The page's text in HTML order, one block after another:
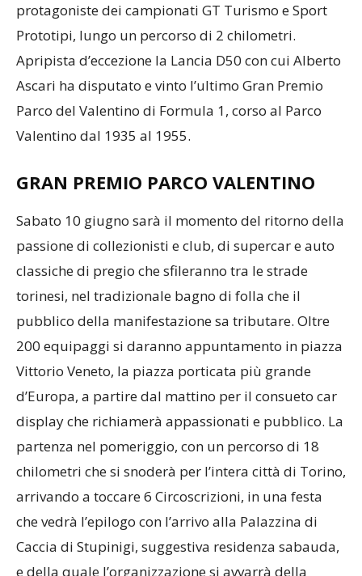
protagoniste dei campionati GT Turismo e Sport
Prototipi, lungo un percorso di 2 chilometri.
Apripista d’eccezione la Lancia D50 con cui Alberto
Ascari ha disputato e vinto l’ultimo Gran Premio
Parco del Valentino di Formula 1, corso al Parco
Valentino dal 1935 al 1955.
GRAN PREMIO PARCO VALENTINO
Sabato 10 giugno sarà il momento del ritorno della
passione di collezionisti e club, di supercar e auto
classiche di pregio che sfileranno tra le strade
torinesi, nel tradizionale bagno di folla che il
pubblico della manifestazione sa tributare. Oltre
200 equipaggi si daranno appuntamento in piazza
Vittorio Veneto, la piazza porticata più grande
d’Europa, a partire dal mattino per il consueto car
display che richiamerà appassionati e pubblico. La
partenza nel pomeriggio, con un percorso di 18
chilometri che si snoderà per l’intera città di Torino,
arrivando a toccare 6 Circoscrizioni, in una festa
che vedrà l’epilogo con l’arrivo alla Palazzina di
Caccia di Stupinigi, suggestiva residenza sabauda,
e della quale l’organizzazione si avvarrà della